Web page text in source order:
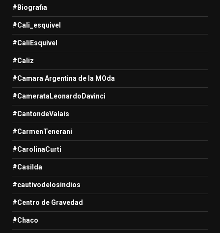
#Biografia
#Cali_esquivel
#CaliEsquivel
#Caliz
#Camara Argentina de la MOda
#CamerataLeonardoDavinci
#CantondeValais
#CarmenTenerani
#CarolinaCurti
#Casilda
#cautivodelosindios
#Centro de Gravedad
#Chaco